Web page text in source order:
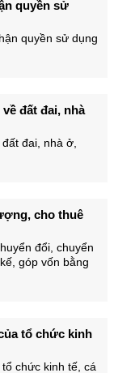
quyền sử
quyền sử dụng
đất đai, nhà
đai, nhà ở,
cho thuê
đổi, chuyển
góp vốn bằng
tổ chức kinh
chức kinh tế, cá